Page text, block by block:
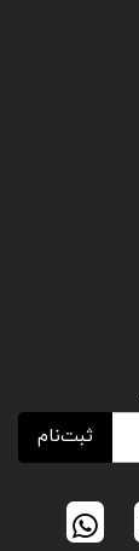
ثبت‌نام